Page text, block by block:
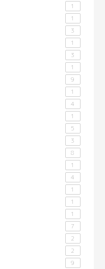
1
1
3
1
3
1
9
1
4
1
5
3
8
1
4
1
1
1
7
2
2
9